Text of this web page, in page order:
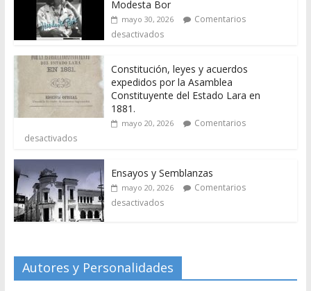
Modesta Bor
mayo 30, 2026
Comentarios
desactivados
Constitución, leyes y acuerdos
expedidos por la Asamblea
Constituyente del Estado Lara en
1881.
mayo 20, 2026
Comentarios
desactivados
Ensayos y Semblanzas
mayo 20, 2026
Comentarios
desactivados
Autores y Personalidades